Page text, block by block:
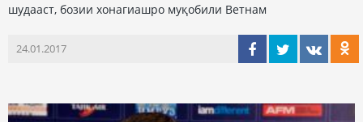
шудааст, бозии хонагиашро муқобили Ветнам
24.01.2017